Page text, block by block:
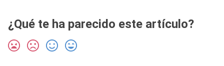
¿Qué te ha parecido este artículo?